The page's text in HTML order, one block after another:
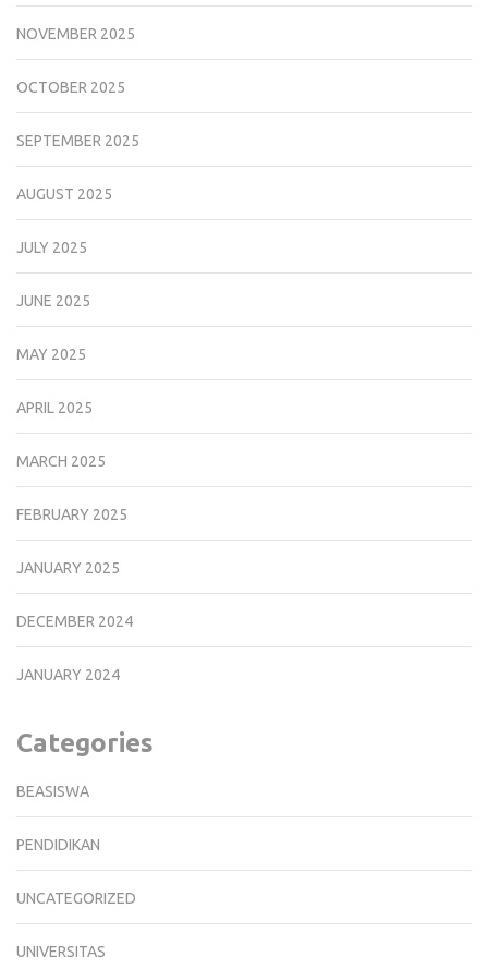
NOVEMBER 2025
OCTOBER 2025
SEPTEMBER 2025
AUGUST 2025
JULY 2025
JUNE 2025
MAY 2025
APRIL 2025
MARCH 2025
FEBRUARY 2025
JANUARY 2025
DECEMBER 2024
JANUARY 2024
Categories
BEASISWA
PENDIDIKAN
UNCATEGORIZED
UNIVERSITAS